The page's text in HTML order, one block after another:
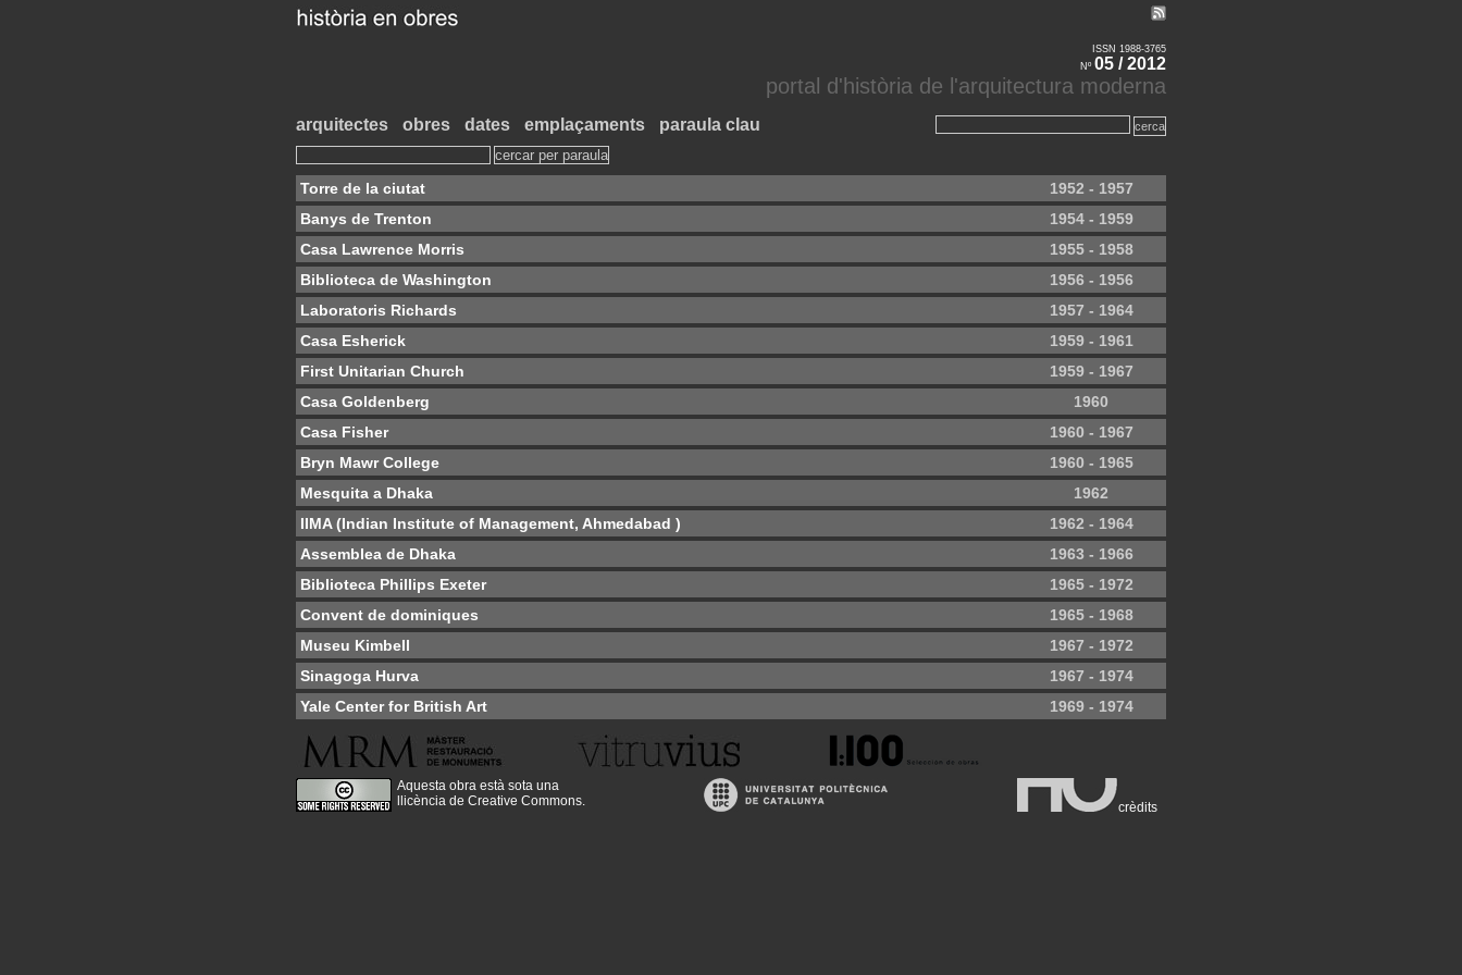
ISSN 1988-3765
Nº 05 / 2012
portal d'història de l'arquitectura moderna
arquitectes obres dates emplaçaments paraula clau
Torre de la ciutat
1952 - 1957
Banys de Trenton
1954 - 1959
Casa Lawrence Morris
1955 - 1958
Biblioteca de Washington
1956 - 1956
Laboratoris Richards
1957 - 1964
Casa Esherick
1959 - 1961
First Unitarian Church
1959 - 1967
Casa Goldenberg
1960
Casa Fisher
1960 - 1967
Bryn Mawr College
1960 - 1965
Mesquita a Dhaka
1962
IIMA (Indian Institute of Management, Ahmedabad )
1962 - 1964
Assemblea de Dhaka
1963 - 1966
Biblioteca Phillips Exeter
1965 - 1972
Convent de dominiques
1965 - 1968
Museu Kimbell
1967 - 1972
Sinagoga Hurva
1967 - 1974
Yale Center for British Art
1969 - 1974
Aquesta obra està sota una
llicència de Creative Commons. crèdits